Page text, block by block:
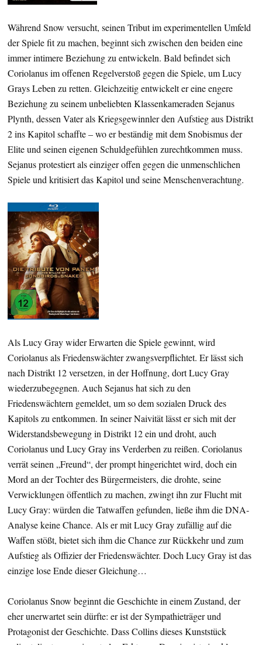
Während Snow versucht, seinen Tribut im experimentellen Umfeld
der Spiele fit zu machen, beginnt sich zwischen den beiden eine
immer intimere Beziehung zu entwickeln. Bald befindet sich
Coriolanus im offenen Regelverstoß gegen die Spiele, um Lucy
Grays Leben zu retten. Gleichzeitig entwickelt er eine engere
Beziehung zu seinem unbeliebten Klassenkameraden Sejanus
Plynth, dessen Vater als Kriegsgewinnler den Aufstieg aus Distrikt
2 ins Kapitol schaffte – wo er beständig mit dem Snobismus der
Elite und seinen eigenen Schuldgefühlen zurechtkommen muss.
Sejanus protestiert als einziger offen gegen die unmenschlichen
Spiele und kritisiert das Kapitol und seine Menschenverachtung.
Als Lucy Gray wider Erwarten die Spiele gewinnt, wird
Coriolanus als Friedenswächter zwangsverpflichtet. Er lässt sich
nach Distrikt 12 versetzen, in der Hoffnung, dort Lucy Gray
wiederzubegegnen. Auch Sejanus hat sich zu den
Friedenswächtern gemeldet, um so dem sozialen Druck des
Kapitols zu entkommen. In seiner Naivität lässt er sich mit der
Widerstandsbewegung in Distrikt 12 ein und droht, auch
Coriolanus und Lucy Gray ins Verderben zu reißen. Coriolanus
verrät seinen „Freund“, der prompt hingerichtet wird, doch ein
Mord an der Tochter des Bürgermeisters, die drohte, seine
Verwicklungen öffentlich zu machen, zwingt ihn zur Flucht mit
Lucy Gray: würden die Tatwaffen gefunden, ließe ihm die DNA-
Analyse keine Chance. Als er mit Lucy Gray zufällig auf die
Waffen stößt, bietet sich ihm die Chance zur Rückkehr und zum
Aufstieg als Offizier der Friedenswächter. Doch Lucy Gray ist das
einzige lose Ende dieser Gleichung…
Coriolanus Snow beginnt die Geschichte in einem Zustand, der
eher unerwartet sein dürfte: er ist der Sympathieträger und
Protagonist der Geschichte. Dass Collins dieses Kunststück